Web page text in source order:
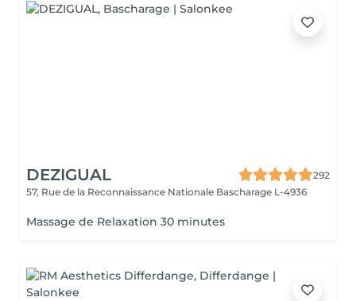
DEZIGUAL
292
57, Rue de la Reconnaissance Nationale Bascharage L-4936
Massage de Relaxation 30 minutes